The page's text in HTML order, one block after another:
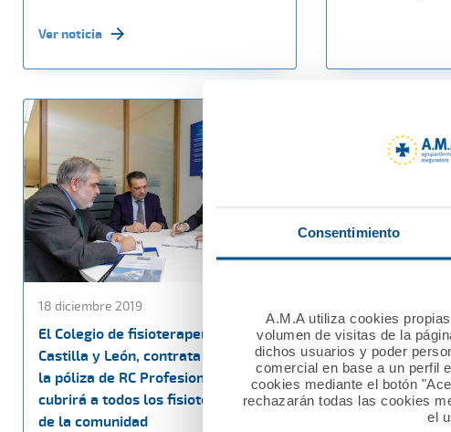
Consentimiento
A.M.A utiliza cookies
volumen de visitas de la
dichos usuarios y poder
comercial en base a un perfil
cookies mediante el botón
rechazarán todas las cookies
el
Ver noticia
18 diciembre 2019
El Colegio de fisioterapeutas de
Castilla y León, contrata con A.M.A.
la póliza de RC Profesional que
cubrirá a todos los fisioterapeutas
de la comunidad
Nuevo
entre A.M.A. y
Ópticos-
Comunitat